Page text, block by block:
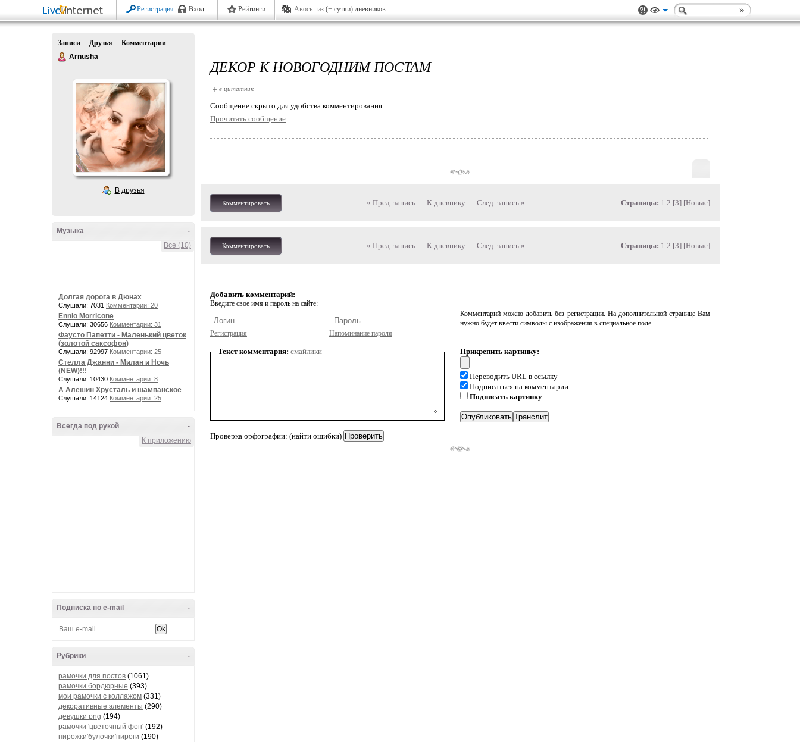
Регистрация Вход Рейтинги Авось из (+ сутки) дневников
Записи Друзья
Комментарии
Arnusha
В друзья
-
Музыка
Все (10)
Долгая дорога в Дюнах
Слушали: 7031 Комментарии: 20
Ennio Morricone
Слушали: 30656 Комментарии: 31
Фаусто Папетти - Маленький цветок
(золотой саксофон)
Слушали: 92997 Комментарии: 25
Стелла Джанни - Милан и Ночь
(NEW)!!!
Слушали: 10430 Комментарии: 8
А Алёшин Хрусталь и шампанское
Слушали: 14124 Комментарии: 25
-
Всегда под рукой
К приложению
-
Подписка по e-mail
-
Рубрики
рамочки для постов (1061)
рамочки бордюрные (393)
мои рамочки с коллажом (331)
декоративные элементы (290)
девушки png (194)
рамочки 'цветочный фон' (192)
пирожки'булочки'пироги (190)
ДЕКОР К НОВОГОДНИМ ПОСТАМ
+ в цитатник
Cообщение скрыто для удобства комментирования.
Прочитать сообщение
Комментировать « Пред. запись — К дневнику — След. запись » Страницы: 1 2 [3] [Новые]
Комментировать « Пред. запись — К дневнику — След. запись » Страницы: 1 2 [3] [Новые]
Добавить комментарий:
Введите свое имя и пароль на сайте:
Регистрация Напоминание пароля
Комментарий можно добавить без регистрации. На дополнительной странице Вам
нужно будет ввести символы с изображения в специальное поле.
Текст комментария: смайлики
Проверка орфографии: (найти ошибки)
Прикрепить картинку:
Переводить URL в ссылку
Подписаться на комментарии
Подписать картинку